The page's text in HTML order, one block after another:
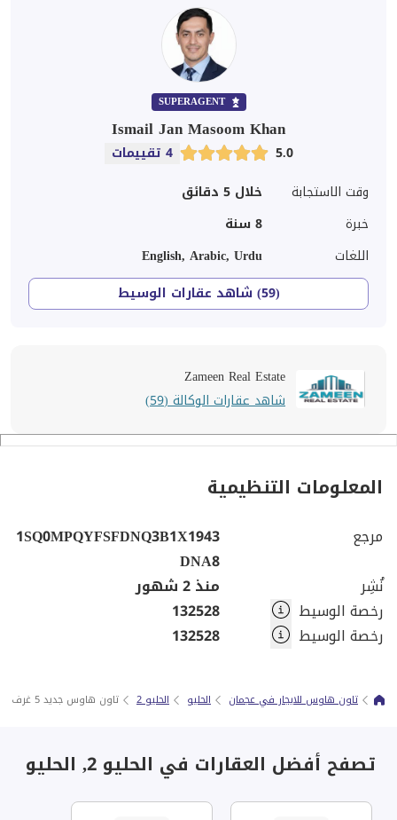
SUPERAGENT
Ismail Jan Masoom Khan
5.0
4 تقييمات
وقت الاستجابة
خلال 5 دقائق
خبرة
8 سنة
اللغات
English, Arabic, Urdu
(59) شاهد عقارات الوسيط
Zameen Real Estate
شاهد عقارات الوكالة (59)
المعلومات التنظيمية
مرجع
1SQ0MPQYFSFDNQ3B1X1943
DNA8
نُشِر
منذ 2 شهور
رخصة الوسيط
132528
رخصة الوسيط
132528
تاون هاوس للايجار في عجمان الحليو الحليو 2 تاون هاوس جديد 5 غرف للإيجار
تصفح أفضل العقارات في الحليو 2, الحليو